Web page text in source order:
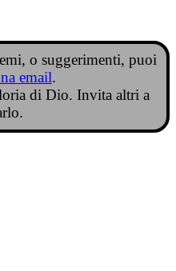
o suggerimenti, puoi
email.
di Dio. Invita altri a